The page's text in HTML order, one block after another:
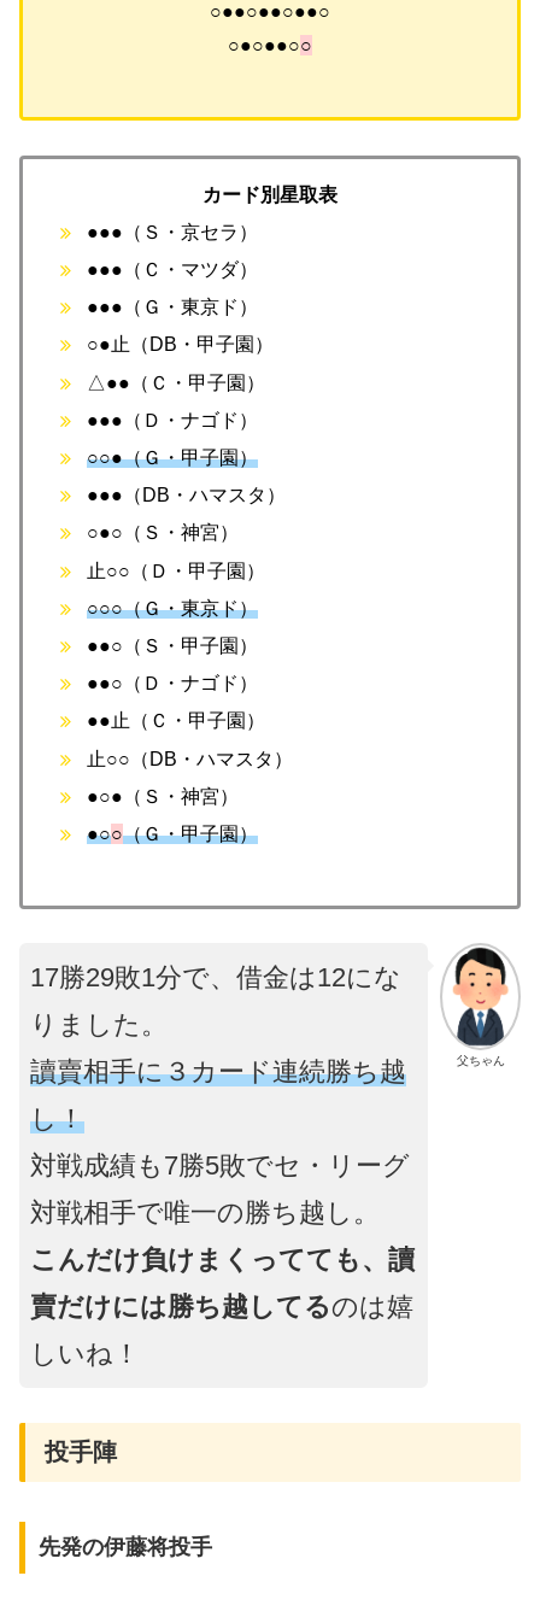
○●●○●●○●●○
○●○●●○○
カード別星取表
●●●（Ｓ・京セラ）
●●●（Ｃ・マツダ）
●●●（Ｇ・東京ド）
○●止（DB・甲子園）
△●●（Ｃ・甲子園）
●●●（Ｄ・ナゴド）
○○●（Ｇ・甲子園）
●●●（DB・ハマスタ）
○●○（Ｓ・神宮）
止○○（Ｄ・甲子園）
○○○（Ｇ・東京ド）
●●○（Ｓ・甲子園）
●●○（Ｄ・ナゴド）
●●止（Ｃ・甲子園）
止○○（DB・ハマスタ）
●○●（Ｓ・神宮）
●○○（Ｇ・甲子園）
父ちゃん
17勝29敗1分で、借金は12にな
りました。
讀賣相手に３カード連続勝ち越
し！
対戦成績も7勝5敗でセ・リーグ
対戦相手で唯一の勝ち越し。
こんだけ負けまくってても、讀
賣だけには勝ち越してるのは嬉
しいね！
投手陣
先発の伊藤将投手